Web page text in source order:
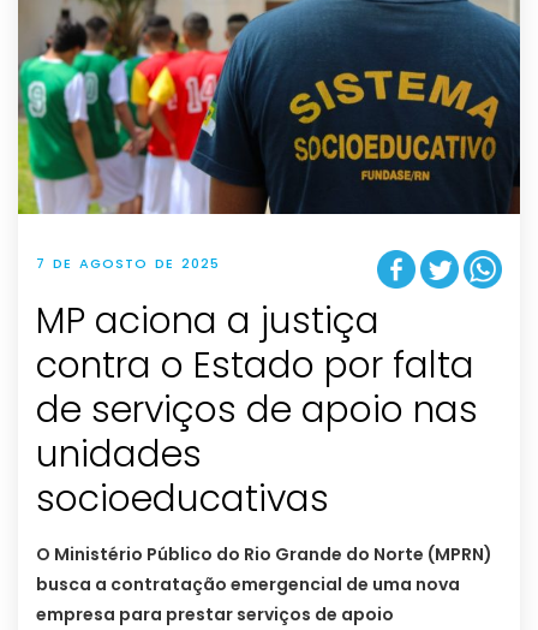
7 DE AGOSTO DE 2025
MP aciona a justiça
contra o Estado por falta
de serviços de apoio nas
unidades
socioeducativas
O Ministério Público do Rio Grande do Norte (MPRN)
busca a contratação emergencial de uma nova
empresa para prestar serviços de apoio